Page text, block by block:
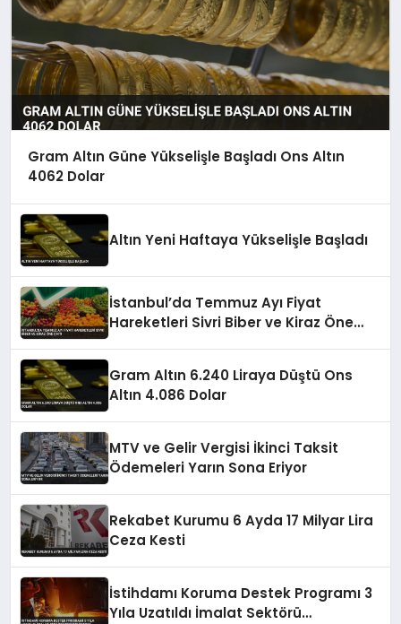
Gram Altın Güne Yükselişle Başladı Ons Altın
4062 Dolar
Altın Yeni Haftaya Yükselişle Başladı
İstanbul’da Temmuz Ayı Fiyat
Hareketleri Sivri Biber ve Kiraz Öne
Gram Altın 6.240 Liraya Düştü Ons
Altın 4.086 Dolar
MTV ve Gelir Vergisi İkinci Taksit
Ödemeleri Yarın Sona Eriyor
Rekabet Kurumu 6 Ayda 17 Milyar Lira
Ceza Kesti
İstihdamı Koruma Destek Programı 3
Yıla Uzatıldı İmalat Sektörü